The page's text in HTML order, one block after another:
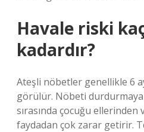
Havale riski
kadardır?
Ateşli nöbetler genellikle 6
görülür. Nöbeti durdurmaya
sırasında çocuğu
faydadan çok zarar getirir.